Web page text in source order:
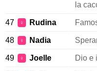
la
47 ♀ Rudina
48 ♀ Nadia
49 ♀ Joelle Dio e